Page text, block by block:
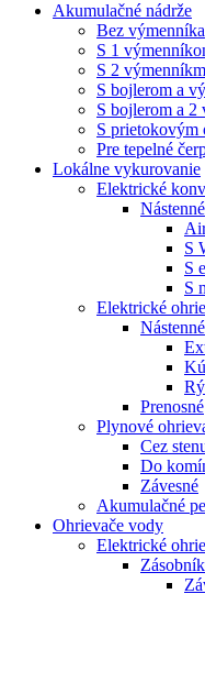
Akumulačné nádrže
Bez výmenníka
S 1
S 2
S bojlerom a
S bojlerom a 2
S prietokovým
Pre tepelné
Lokálne vykurovanie
Elektrické
Nástenné
S
S
S
Elektrické
Nástenné
Prenosné
Plynové
Cez
Do
Závesné
Akumulačné
Ohrievače vody
Elektrické